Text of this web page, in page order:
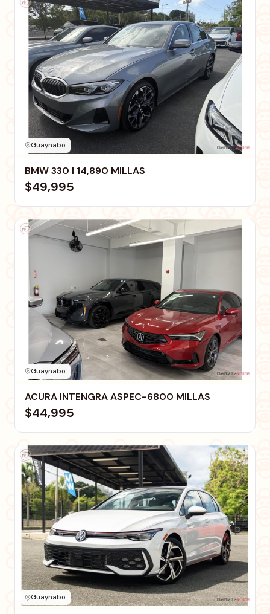
Guaynabo
BMW 330 I 14,890 MILLAS
$49,995
Guaynabo
ACURA INTENGRA ASPEC-6800 MILLAS
$44,995
Guaynabo